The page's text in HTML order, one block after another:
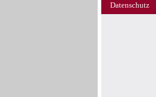
Datenschutz